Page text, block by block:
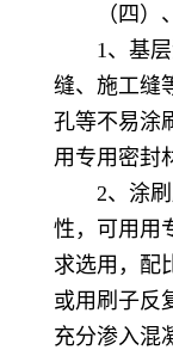
（四）、
1、基
缝、施工缝
孔等不易涂
用专用密封
2、涂
性，可用用
求选用，配
或用刷子反
充分渗入混